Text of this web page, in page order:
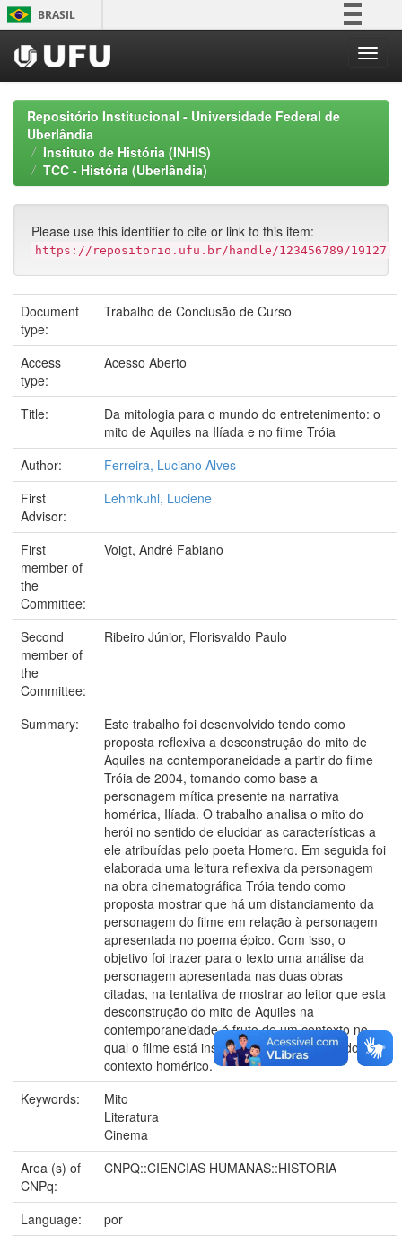
Skip
navigation
BRASIL
Participe
Acesso à informação
Repositório Institucional - Universidade Federal de
Uberlândia
Instituto de História (INHIS)
TCC - História (Uberlândia)
Please use this identifier to cite or link to this item:
https://repositorio.ufu.br/handle/123456789/19127
Document
type:
Trabalho de Conclusão de Curso
Access
type:
Acesso Aberto
Title:
Da mitologia para o mundo do entretenimento: o
mito de Aquiles na Ilíada e no filme Tróia
Author:
Ferreira, Luciano Alves
First
Advisor:
Lehmkuhl, Luciene
First
member of
the
Committee:
Voigt, André Fabiano
Second
member of
the
Committee:
Ribeiro Júnior, Florisvaldo Paulo
Summary:
Este trabalho foi desenvolvido tendo como
proposta reflexiva a desconstrução do mito de
Aquiles na contemporaneidade a partir do filme
Tróia de 2004, tomando como base a
personagem mítica presente na narrativa
homérica, Ilíada. O trabalho analisa o mito do
herói no sentido de elucidar as características a
ele atribuídas pelo poeta Homero. Em seguida foi
elaborada uma leitura reflexiva da personagem
na obra cinematográfica Tróia tendo como
proposta mostrar que há um distanciamento da
personagem do filme em relação à personagem
apresentada no poema épico. Com isso, o
objetivo foi trazer para o texto uma análise da
personagem apresentada nas duas obras
citadas, na tentativa de mostrar ao leitor que esta
desconstrução do mito de Aquiles na
contemporaneidade é fruto de um contexto no
qual o filme está inserido que em si difere do
contexto homérico.
Keywords:
Mito
Literatura
Cinema
Area (s) of
CNPq:
CNPQ::CIENCIAS HUMANAS::HISTORIA
Language:
por